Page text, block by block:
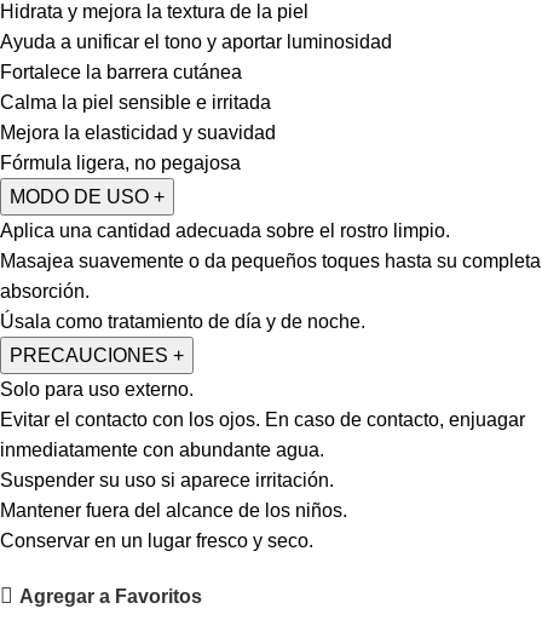
Hidrata y mejora la textura de la piel
Ayuda a unificar el tono y aportar luminosidad
Fortalece la barrera cutánea
Calma la piel sensible e irritada
Mejora la elasticidad y suavidad
Fórmula ligera, no pegajosa
MODO DE USO +
Aplica una cantidad adecuada sobre el rostro limpio.
Masajea suavemente o da pequeños toques hasta su completa
absorción.
Úsala como tratamiento de día y de noche.
PRECAUCIONES +
Solo para uso externo.
Evitar el contacto con los ojos. En caso de contacto, enjuagar
inmediatamente con abundante agua.
Suspender su uso si aparece irritación.
Mantener fuera del alcance de los niños.
Conservar en un lugar fresco y seco.
Agregar a Favoritos